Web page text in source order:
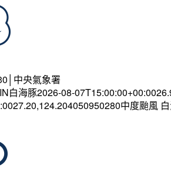
中央氣象署
白海豚2026-08-
中度颱風